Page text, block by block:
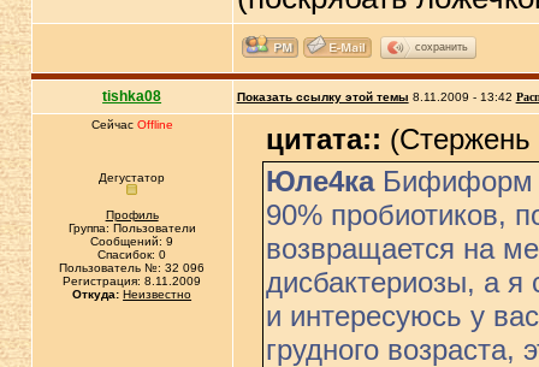
сохранить
tishka08 Показать ссылку этой темы 8.11.2009 - 13:42
Сейчас Offline
Дегустатор
Профиль
Группа: Пользователи
Сообщений: 9
Спасибок: 0
Пользователь №: 32 096
Регистрация: 8.11.2009
Откуда: Неизвестно
цитата:: (Стержень
Юле4каБифиформ
90% пробиотиков,
возвращается на
дисбактериозы, а я
и интересуюсь у
грудного возраста,